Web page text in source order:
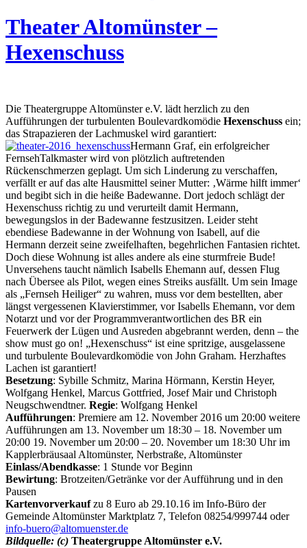
Theater Altomünster –
Hexenschuss
Die Theatergruppe Altomünster e.V. lädt herzlich zu den
Aufführungen der turbulenten Boulevardkomödie Hexenschuss ein;
das Strapazieren der Lachmuskel wird garantiert:
Hermann Graf, ein erfolgreicher
Fernseh­Talkmaster wird von plötzlich auftretenden
Rückenschmerzen geplagt. Um sich Linderung zu verschaffen,
verfällt er auf das alte Hausmittel seiner Mutter: ‚Wärme hilft immer‘
und begibt sich in die heiße Badewanne. Dort jedoch schlägt der
Hexenschuss richtig zu und verurteilt damit Hermann,
bewegungslos in der Badewanne festzusitzen. Leider steht
ebendiese Badewanne in der Wohnung von Isabell, auf die
Hermann derzeit seine zweifelhaften, begehrlichen Fantasien richtet.
Doch diese Wohnung ist alles andere als eine sturmfreie Bude!
Unversehens taucht nämlich Isabells Ehemann auf, dessen Flug
nach Übersee als Pilot, wegen eines Streiks ausfällt. Um sein Image
als „Fernseh­ Heiliger“ zu wahren, muss vor dem bestellten, aber
längst vergessenen Klavierstimmer, vor Isabells Ehemann, vor dem
Notarzt und vor der Programmverantwortlichen des BR ein
Feuerwerk der Lügen und Ausreden abgebrannt werden, denn – the
show must go on! „Hexenschuss“ ist eine spritzige, ausgelassene
und turbulente Boulevardkomödie von John Graham. Herzhaftes
Lachen ist garantiert!
Besetzung: Sybille Schmitz, Marina Hörmann, Kerstin Heyer,
Wolfgang Henkel, Marcus Gottfried, Josef Mair und Christoph
Neugschwendtner. Regie: Wolfgang Henkel
Aufführungen: Premiere am 12. November 2016 um 20:00 weitere
Aufführungen am 13. November um 18:30 – 18. November um
20:00 19. November um 20:00 – 20. November um 18:30 Uhr im
Kapplerbräusaal Altomünster, Nerbstraße, Altomünster
Einlass/Abendkasse: 1 Stunde vor Beginn
Bewirtung: Brotzeiten/Getränke vor der Aufführung und in den
Pausen
Kartenvorverkaufzu 8 Euro ab 29.10.16 im Info-Büro der
Gemeinde Altomünster Marktplatz 7, Telefon 08254/999744 oder
info-buero@altomuenster.de
Bildquelle: (c) Theatergruppe Altomünster e.V.